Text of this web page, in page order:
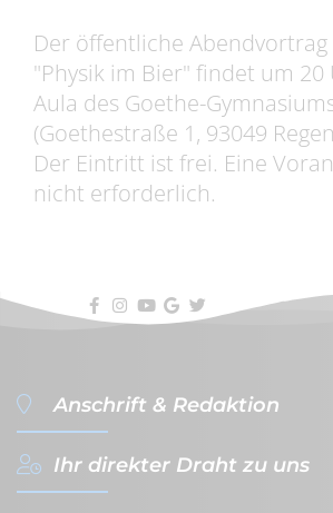
Der öffentliche
"Physik im Bier" findet um 20
Aula des Goethe-
(Goethestraße 1, 93049
Der Eintritt ist frei. Eine
nicht erforderlich.
Anschrift & Redaktion
filterVERLAG GmbH & Co. KG
Ihr direkter Draht zu uns